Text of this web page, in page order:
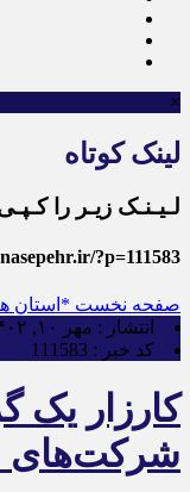
×
لینک کوتاه
لـیـنـک زیـر را
?p=111583
صفحه نخست *استان
انتشار : مهر ۱۰, ۱۴۰۲ - ۱۵:۴۹
کد خبر : 111583
کارزار یک
شرکت‌های